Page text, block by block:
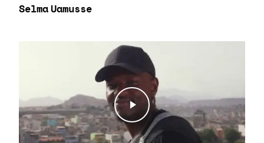
Selma Uamusse
Play Video
Play Video